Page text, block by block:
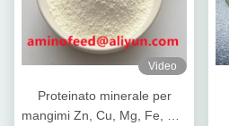
Video
Proteinato minerale per
mangimi Zn, Cu, Mg, Fe, Co,